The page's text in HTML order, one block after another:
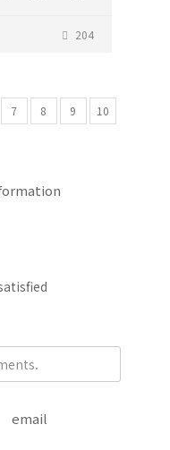
204
7 8 9 10
email